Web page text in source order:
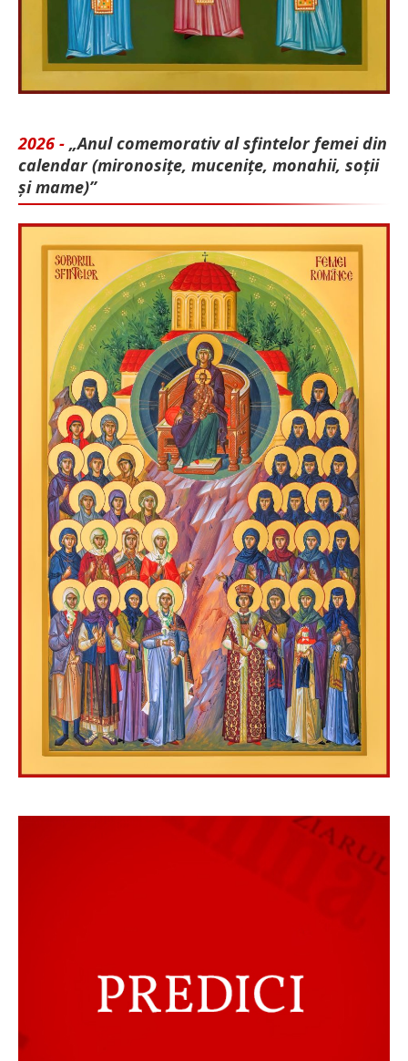
2026 - „Anul comemorativ al sfintelor femei din
calendar (mironosițe, mu­cenițe, monahii, soții
și mame)”